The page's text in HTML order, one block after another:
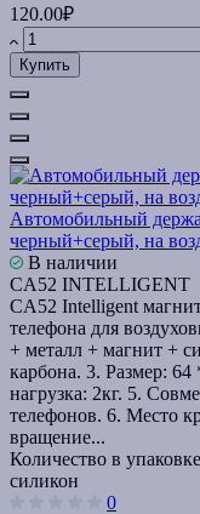
120.00₽
Купить
Автомобильный
черный+серый, на
В наличии
CA52 INTELLIGENT
CA52 Intelligent
телефона для
+ металл + магнит +
карбона. 3. Размер:
нагрузка: 2кг. 5.
телефонов. 6. Место
вращение...
Количество в
силикон
0